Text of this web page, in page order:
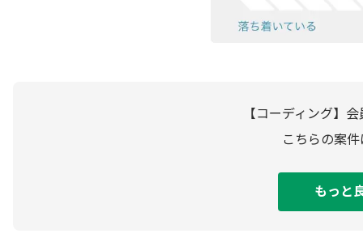
【コーディング】
こちらの案
もっと